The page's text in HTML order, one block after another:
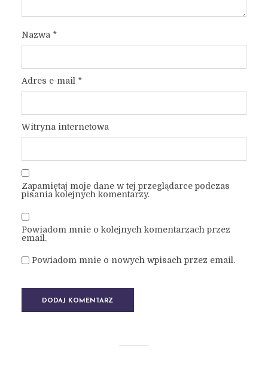
Nazwa *
Adres e-mail *
Witryna internetowa
Zapamiętaj moje dane w tej przeglądarce podczas
pisania kolejnych komentarzy.
Powiadom mnie o kolejnych komentarzach przez
email.
Powiadom mnie o nowych wpisach przez email.